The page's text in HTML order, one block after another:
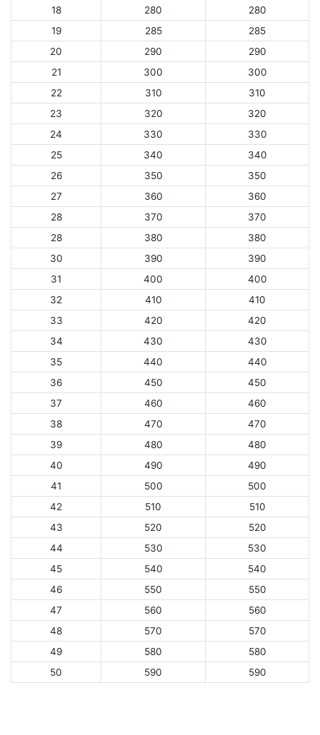
18 280
280
19
285
285
20
290
290
21
300
300
22
310
310
23
320
320
24
330
330
25
340
340
26
350
350
27
360
360
28
370
370
28
380
380
30
390
390
31
400
400
32
410
410
33
420
420
34
430
430
35
440
440
36
450
450
37
460
460
38
470
470
39
480
480
40
490
490
41
500
500
42
510
510
43
520
520
44
530
530
45
540
540
46
550
550
47
560
560
48
570
570
49
580
580
50
590 590